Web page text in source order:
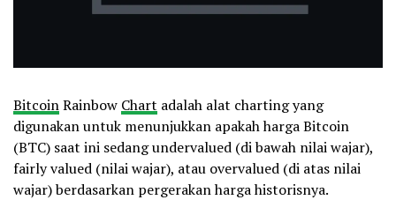
BitcoinRainbow Chart adalah alat charting yang
digunakan untuk menunjukkan apakah harga Bitcoin
(BTC) saat ini sedang undervalued (di bawah nilai wajar),
fairly valued (nilai wajar), atau overvalued (di atas nilai
wajar) berdasarkan pergerakan harga historisnya.